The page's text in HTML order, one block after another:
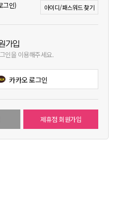
그인) 아이디/패스워드 찾기
가입
인을 이용해주세요.
카카오 로그인
제휴점 회원가입